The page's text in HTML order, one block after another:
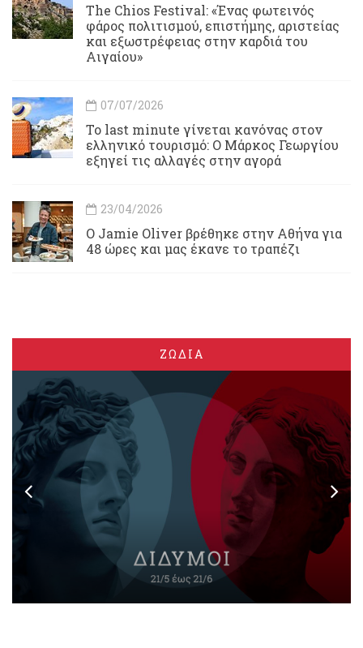
Τhe Chios Festival: «Ένας φωτεινός
φάρος πολιτισμού, επιστήμης, αριστείας
και εξωστρέφειας στην καρδιά του
Αιγαίου»
07/07/2026
Το last minute γίνεται κανόνας στον
ελληνικό τουρισμό: Ο Μάρκος Γεωργίου
εξηγεί τις αλλαγές στην αγορά
23/04/2026
Ο Jamie Oliver βρέθηκε στην Αθήνα για
48 ώρες και μας έκανε το τραπέζι
ΖΩΔΙΑ